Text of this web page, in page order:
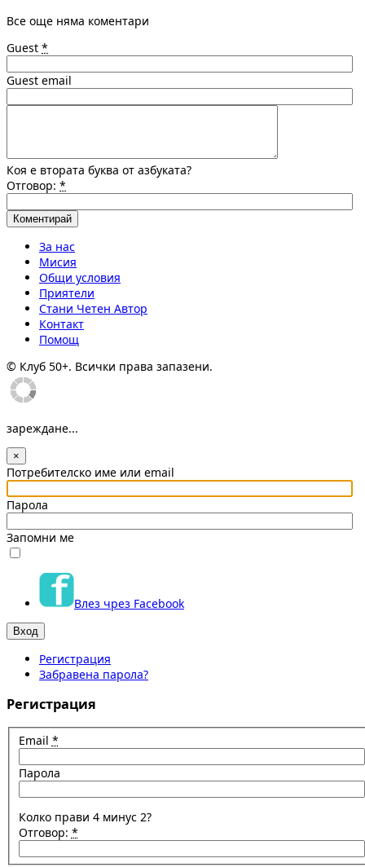
Все още няма коментари
Guest *
Guest email
Коя е втората буква от азбуката?
Отговор: *
За нас
Мисия
Общи условия
Приятели
Стани Четен Автор
Контакт
Помощ
© Клуб 50+. Всички права запазени.
зареждане...
×
Потребителско име или email
Парола
Запомни ме
Влез чрез Facebook
Регистрация
Забравена парола?
Регистрация
Email *
Парола
Колко прави 4 минус 2?
Отговор: *